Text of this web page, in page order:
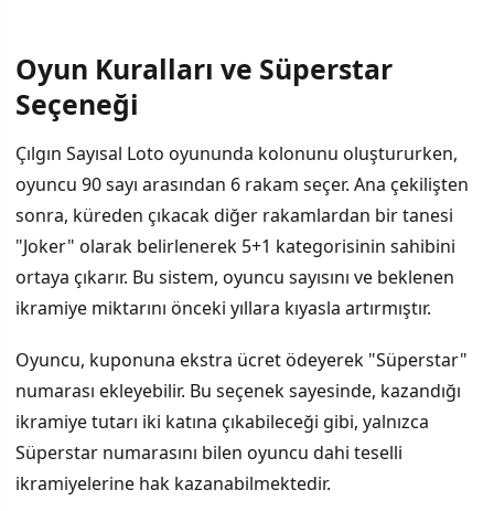
Oyun Kuralları ve Süperstar
Seçeneği
Çılgın Sayısal Loto oyununda kolonunu oluştururken,
oyuncu 90 sayı arasından 6 rakam seçer. Ana çekilişten
sonra, küreden çıkacak diğer rakamlardan bir tanesi
"Joker" olarak belirlenerek 5+1 kategorisinin sahibini
ortaya çıkarır. Bu sistem, oyuncu sayısını ve beklenen
ikramiye miktarını önceki yıllara kıyasla artırmıştır.
Oyuncu, kuponuna ekstra ücret ödeyerek "Süperstar"
numarası ekleyebilir. Bu seçenek sayesinde, kazandığı
ikramiye tutarı iki katına çıkabileceği gibi, yalnızca
Süperstar numarasını bilen oyuncu dahi teselli
ikramiyelerine hak kazanabilmektedir.